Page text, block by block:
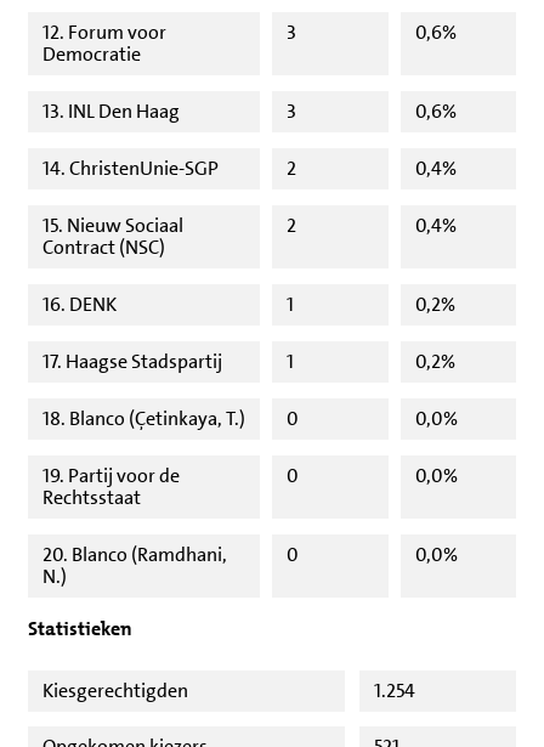
12. Forum voor
Democratie
3 0,6%
13. INL Den Haag 3 0,6%
14. ChristenUnie-SGP 2 0,4%
15. Nieuw Sociaal
Contract (NSC)
2 0,4%
16. DENK 1 0,2%
17. Haagse Stadspartij 1 0,2%
18. Blanco (Çetinkaya, T.) 0 0,0%
19. Partij voor de
Rechtsstaat
0 0,0%
20. Blanco (Ramdhani,
N.)
0 0,0%
Statistieken
Kiesgerechtigden 1.254